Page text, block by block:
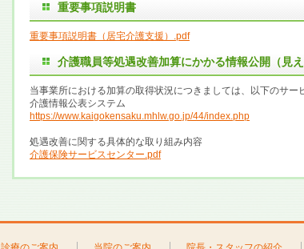
重要事項説明書
重要事項説明書（居宅介護支援）.pdf
介護職員等処遇改善加算にかかる情報公開（見え
当事業所における加算の取得状況につきましては、以下のサー
介護情報公表システム
https://www.kaigokensaku.mhlw.go.jp/44/index.php
処遇改善に関する具体的な取り組み内容
介護保険サービスセンター.pdf